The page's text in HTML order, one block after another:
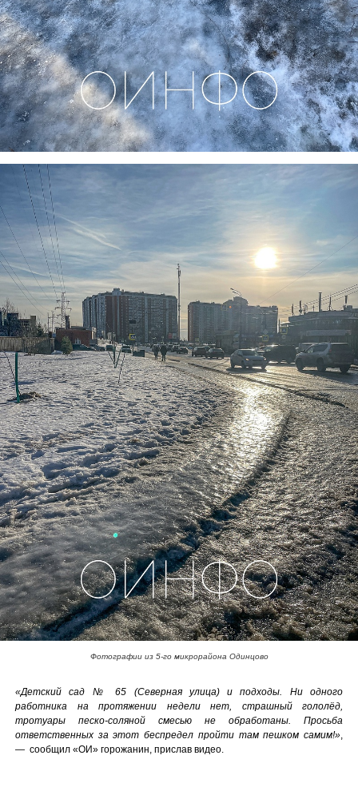
Фотографии из 5-го микрорайона Одинцово
«Детский сад № 65 (Северная улица) и подходы. Ни одного
работника на протяжении недели нет, страшный гололёд,
тротуары песко-соляной смесью не обработаны. Просьба
ответственных за этот беспредел пройти там пешком самим!»,
— сообщил «ОИ» горожанин, прислав видео.